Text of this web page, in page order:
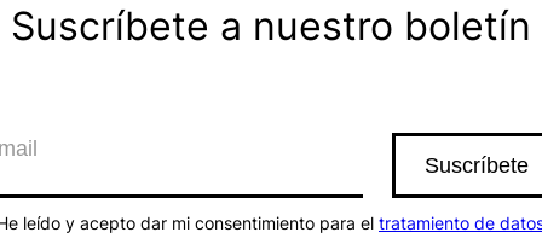
Suscríbete a nuestro boletín
leído y acepto dar mi consentimiento para el tratamiento de